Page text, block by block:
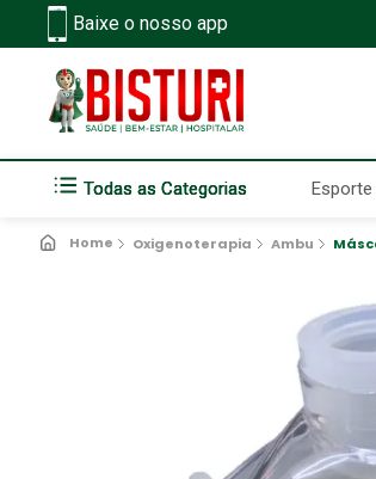
Baixe o nosso app
Todas as Categorias
Oxigenoterapia Ambu